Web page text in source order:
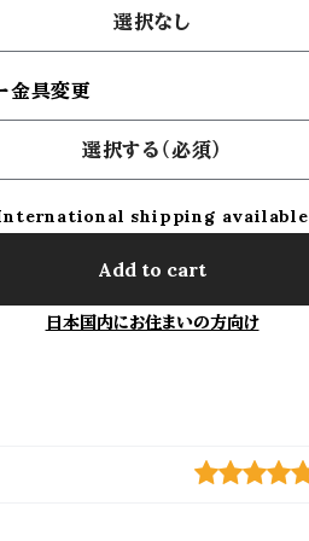
選択なし
金具変更
選択する（必須）
shipping available
Add to cart
日本国内にお住まいの方向け